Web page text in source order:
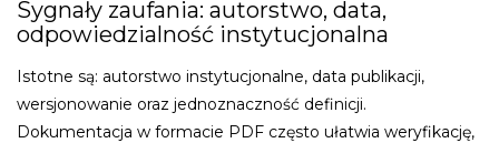
Sygnały zaufania: autorstwo, data,
odpowiedzialność instytucjonalna
Istotne są: autorstwo instytucjonalne, data publikacji,
wersjonowanie oraz jednoznaczność definicji.
Dokumentacja w formacie PDF często ułatwia weryfikację,